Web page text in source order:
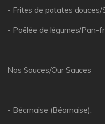
- Frites de patates
- Poêlée de légumes/
Nos Sauces/Our Sauces
- Béarnaise